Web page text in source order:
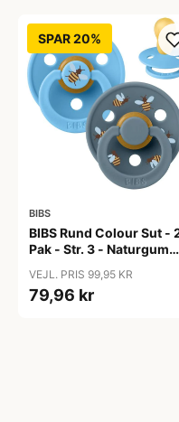
SPAR 20%
BIBS
BIBS Rund Colour Sut -
Pak - Str. 3 - Naturgummi
Breeze Mix
VEJL. PRIS 99,95 KR
79,96 kr